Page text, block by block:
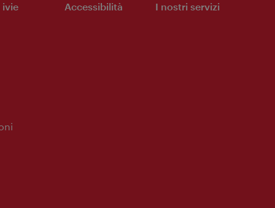
ivie Accessibilità I nostri servizi